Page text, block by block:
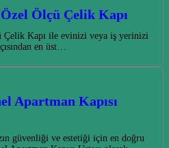
Ölçü Çelik Kapı
Çelik Kapı ile evinizi veya iş yerinizi
en üst…
Apartman Kapısı
güvenliği ve estetiği için en doğru